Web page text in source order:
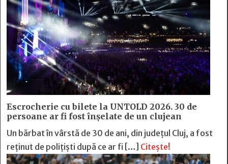
Escrocherie cu bilete la UNTOLD 2026. 30 de
persoane ar fi fost înșelate de un clujean
Un bărbat în vârstă de 30 de ani, din județul Cluj, a fost
reținut de polițiști după ce ar fi […] Citește!